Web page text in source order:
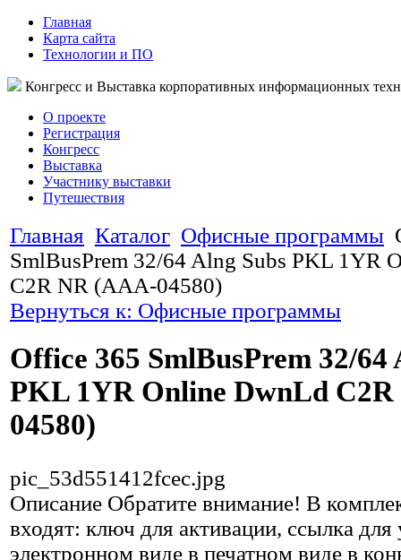
Главная
Карта сайта
Технологии и ПО
Конгресс и Выставка корпоративных информационных
О проекте
Регистрация
Конгресс
Выставка
Участнику выставки
Путешествия
Главная Каталог Офисные программы
SmlBusPrem 32/64 Alng Subs PKL 1YR
C2R NR (AAA-04580)
Вернуться к: Офисные программы
Office 365 SmlBusPrem 32/64
PKL 1YR Online DwnLd
04580)
pic_53d551412fcec.jpg
Описание Обратите внимание! В
входят: ключ для активации, ссылка для
электронном виде в печатном виде в